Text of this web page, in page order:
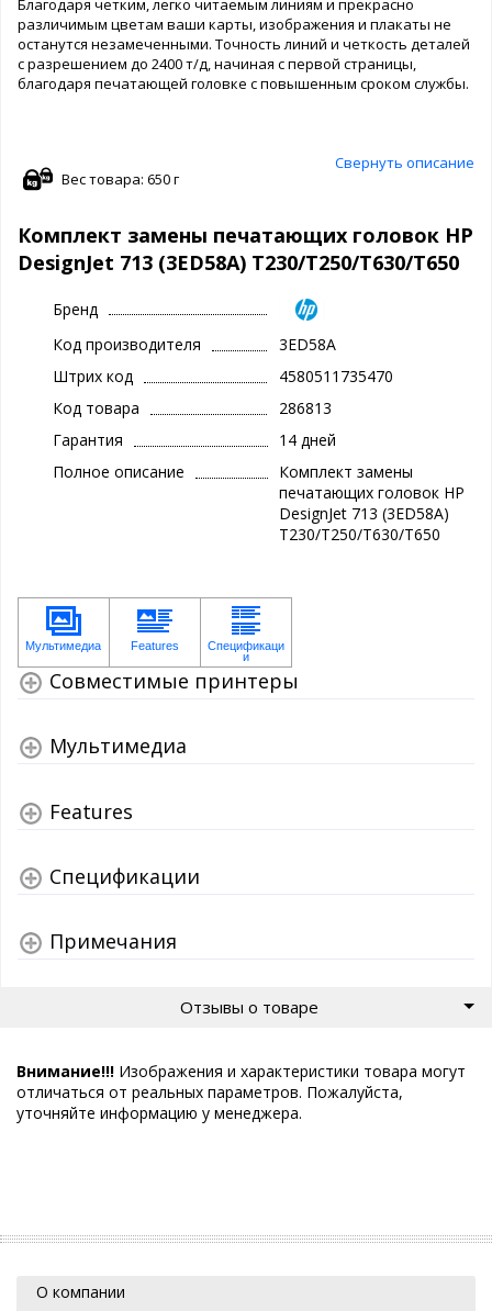
Благодаря четким, легко читаемым линиям и прекрасно
различимым цветам ваши карты, изображения и плакаты не
останутся незамеченными. Точность линий и четкость деталей
с разрешением до 2400 т/д, начиная с первой страницы,
благодаря печатающей головке с повышенным сроком службы.
Свернуть описание
Вес товара: 650 г
Комплект замены печатающих головок HP
DesignJet 713 (3ED58A) T230/T250/T630/T650
Бренд
Код производителя
3ED58A
Штрих код
4580511735470
Код товара
286813
Гарантия
14 дней
Полное описание
Комплект замены
печатающих головок HP
DesignJet 713 (3ED58A)
T230/T250/T630/T650
Совместимые принтеры
Мультимедиа
Features
Спецификации
Примечания
Отзывы о товаре
Внимание!!! Изображения и характеристики товара могут
отличаться от реальных параметров. Пожалуйста,
уточняйте информацию у менеджера.
О компании